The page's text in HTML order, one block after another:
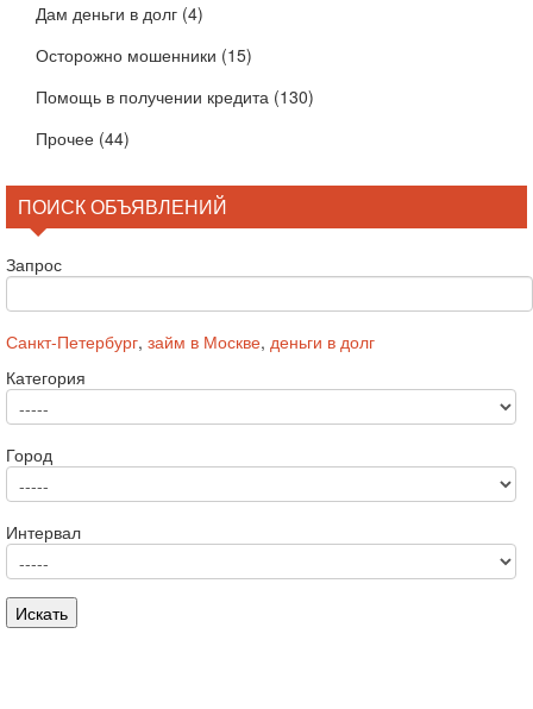
Дам деньги в долг (4)
Осторожно мошенники (15)
Помощь в получении кредита (130)
Прочее (44)
ПОИСК ОБЪЯВЛЕНИЙ
Запрос
Санкт-Петербург, займ в Москве, деньги в долг
Категория
Город
Интервал